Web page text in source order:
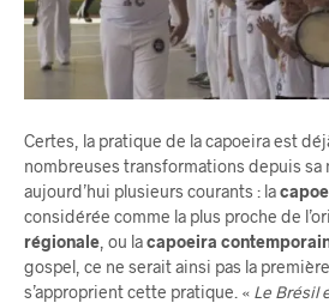
Certes, la pratique de la capoeira est
nombreuses transformations depuis sa
aujourd’hui plusieurs courants : la
considérée comme la plus proche de
régionale , ou lacapoeira
gospel, ce ne serait ainsi pas la
s’approprient cette pratique. « Le Brésil